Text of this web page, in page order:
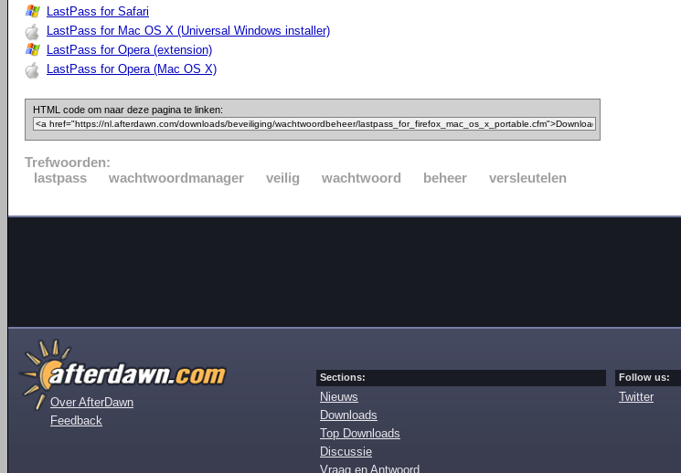
LastPass for Safari
LastPass for Mac OS X (Universal Windows installer)
LastPass for Opera (extension)
LastPass for Opera (Mac OS X)
HTML code om naar deze pagina te linken:
Trefwoorden:
lastpass
wachtwoordmanager veilig wachtwoord beheer versleutelen
Over AfterDawn
Feedback
Sections:
Nieuws
Downloads
Top Downloads
Discussie
Vraag en Antwoord
Follow us:
Twitter